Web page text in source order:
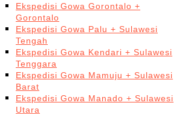
Ekspedisi Gowa Gorontalo +
Gorontalo
Ekspedisi Gowa Palu + Sulawesi
Tengah
Ekspedisi Gowa Kendari + Sulawesi
Tenggara
Ekspedisi Gowa Mamuju + Sulawesi
Barat
Ekspedisi Gowa Manado + Sulawesi
Utara